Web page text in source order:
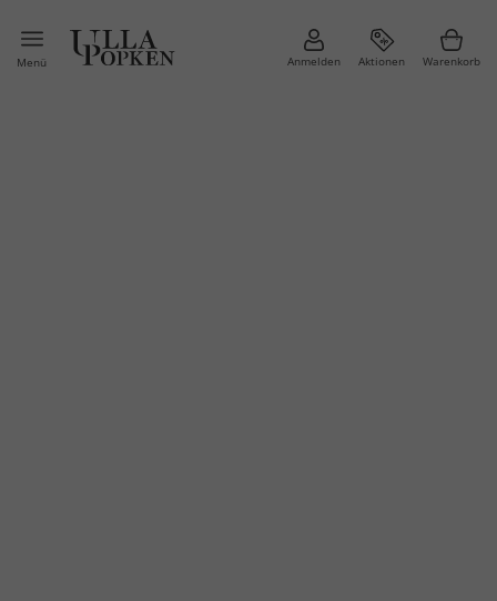
Menü Anmelden Aktionen Warenkorb